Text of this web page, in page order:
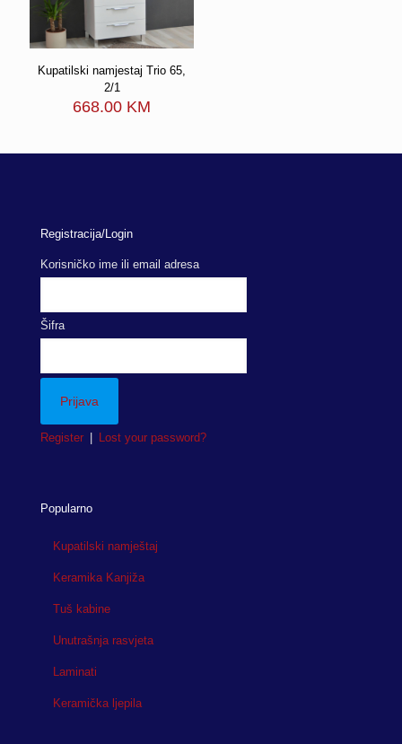
Kupatilski namjestaj Trio 65,
2/1
668.00 KM
Registracija/Login
Korisničko ime ili email adresa
Šifra
Register Lost your password?
Popularno
Kupatilski namještaj
Keramika Kanjiža
Tuš kabine
Unutrašnja rasvjeta
Laminati
Keramička ljepila